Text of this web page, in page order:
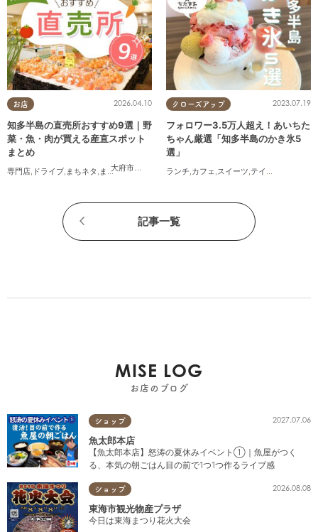
お店
大府市知多市 半田市, 常滑市 美浜町 南知多町
2026.04.10
知多半島の直売所おすすめ9選｜野
菜・魚・肉が買える産直スポット
まとめ
専門店, ドライブ, まちネタ , まとめ記事 ,夫婦 家族
クローズアップ 2023.07.19
フォロワー3.5万人超え！あいちた
ちゃん厳選「知多半島のかき氷5
選」
ランチ,カフェ,スイーツ,テイクアウト
記事一覧
MISE LOG
お店のブログ
ショップ 2027.07.06
魚太郎本店
【魚太郎本店】怒涛の夏休みイベント①｜魚屋がつく
る、本気の朝ごはん目の前で1つ1つ作るライブ感
ショップ 2026.08.08
東海市観光物産プラザ
今日は東海まつり花火大会